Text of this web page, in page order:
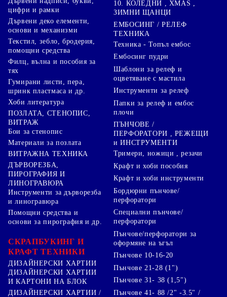
цифри и рамки
Дървени деко елементи,
основи и механизми
Текстил, зебло, бродерия,
помощни средства
Филц, вълна и пособия за
тях
Гумирани листи, пера,
шринк пластмаса и др.
Хоби литература
ПОЗЛАТА, СТЕНОПИС,
ВИТРАЖ
Бои за стенопис
Материали за позлата
ВИТРАЖНА ТЕХНИКА
ДЪРВОРЕЗБА,
ПИРОГРАФИЯ И
ЛИНОГРАВЮРА
Инструменти за дърворезба
и линогравюра
Помощни средства и
основи за пирография и др.
СКРАПБУКИНГ И
КРАФТ ТЕХНИКИ
ДИЗАЙНЕРСКИ ХАРТИИ
ДИЗАЙНЕРСКИ ХАРТИИ
И КАРТОНИ НА БЛОК
ДИЗАЙНЕРСКИ ХАРТИИ /
10. КОЛЕДНИ , XMAS ,
ЗИМНИ ЩАНЦИ
ЕМБОСИНГ / РЕЛЕФ
ТЕХНИКА
Техника - Топъл ембос
Ембосинг пудри
Шаблони за релеф и
оцветяване с мастила
Инструменти за релеф
Папки за релеф и ембос
плочи
ПЪНЧОВЕ /
ПЕРФОРАТОРИ , РЕЖЕЩИ
и ИНСТРУМЕНТИ
Тримери, ножици , резачи
Крафт и хоби пособия
Крафт и хоби инструменти
Бордюрни пънчове/
перфоратори
Специални пънчове/
перфоратори
Пънчове/перфоратори за
оформяне на ъгъл
Пънчове 10-16-20
Пънчове 21-28 (1")
Пънчове 31- 38 (1,5")
Пънчове 41- 88 /2" -3.5" /